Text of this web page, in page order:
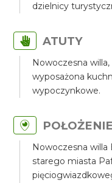
dzielnicy
ATUTY
Nowoczesna
wyposażona
wypoczynkowe.
POŁOŻENIE
Nowoczesna willa
starego miasta